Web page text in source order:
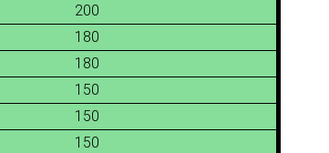
200
180
180
150
150
150